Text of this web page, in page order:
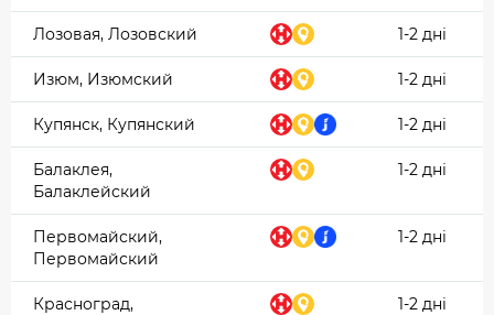
Лозовая, Лозовский 1-2 дні
Изюм, Изюмский 1-2 дні
Купянск, Купянский 1-2 дні
Балаклея,
Балаклейский
1-2 дні
Первомайский,
Первомайский
1-2 дні
Красноград,
1-2 дні